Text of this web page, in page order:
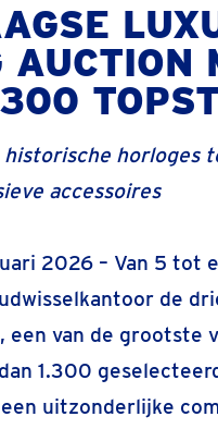
AUCTION
historische horloges
accessoires
2026 – Van 5 tot
de
een van de grootste
1.300
uitzonderlijke